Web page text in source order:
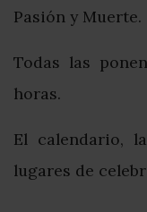
Pasión y Muerte.
Todas las
horas.
El calendario,
lugares de